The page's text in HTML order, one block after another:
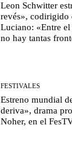
Leon Schwitter
revés»,
Luciano: «Entre
no hay tantas
FESTIVALES
Estreno mundial
deriva», drama
Noher, en el